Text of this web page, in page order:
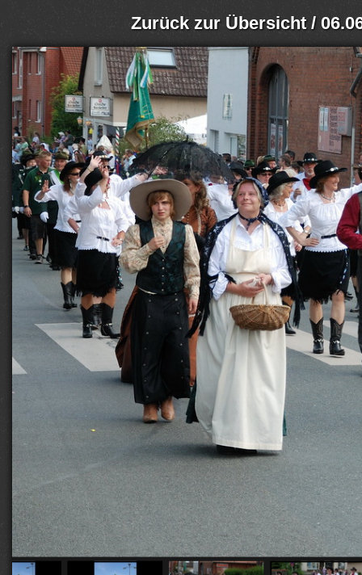
Zurück zur Übersicht/